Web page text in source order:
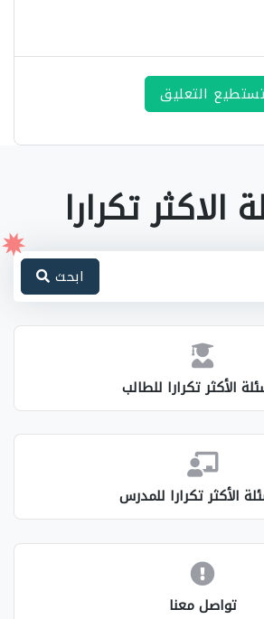
التعليق
الاكثر تكرارا
ابحث
الأكثر تكرارا للطالب
الأكثر تكرارا للمدرس
تواصل معنا